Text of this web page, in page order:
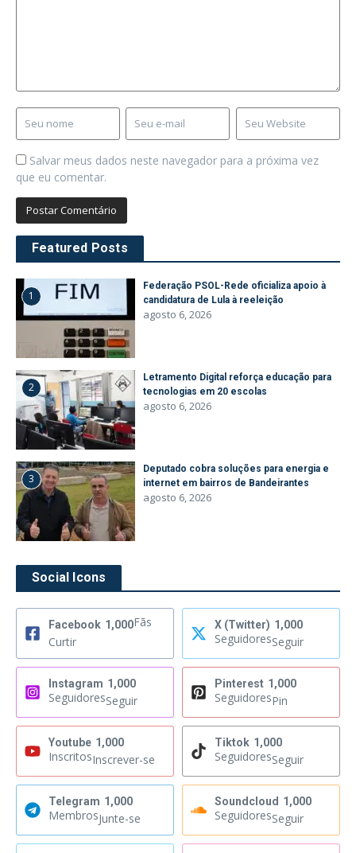
Salvar meus dados neste navegador para a próxima vez
que eu comentar.
Featured Posts
1
Federação PSOL-Rede oficializa apoio à
candidatura de Lula à reeleição
agosto 6, 2026
2
Letramento Digital reforça educação para
tecnologias em 20 escolas
agosto 6, 2026
3
Deputado cobra soluções para energia e
internet em bairros de Bandeirantes
agosto 6, 2026
Social Icons
Facebook 1,000Fãs
Curtir
X (Twitter) 1,000
SeguidoresSeguir
Instagram 1,000
SeguidoresSeguir
Pinterest 1,000
SeguidoresPin
Youtube 1,000
InscritosInscrever-se
Tiktok 1,000
SeguidoresSeguir
Telegram 1,000
MembrosJunte-se
Soundcloud 1,000
SeguidoresSeguir